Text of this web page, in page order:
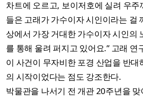
차트에 오르고, 보이저호에 실려 우주
들은 고래가 가수이자 시인이라는 걸
상에서 가장 거대한 가수이자 시인의
를 통해 울려 퍼지고 있어요.” 고래 연
이 사건이 무자비한 포경 산업을 반대
의 시작이었다는 점도 강조한다.
박물관을 나서기 전 개관 20주년을